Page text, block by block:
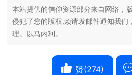
本站提供的信仰资源部分来自网络，
侵犯了您的版权,烦请发邮件通知我们
理。以马内利。
赞(274)